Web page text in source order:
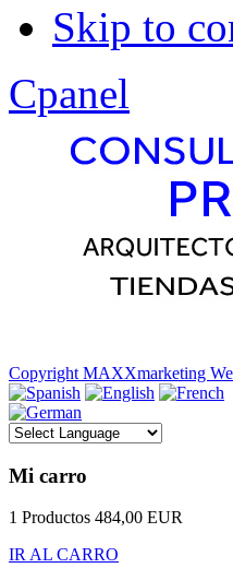
Skip to
Cpanel
Copyright MAXXmarketing
Mi carro
1 Productos 484,00 EUR
IR AL CARRO